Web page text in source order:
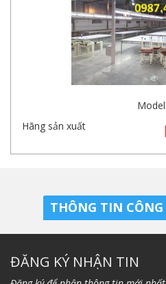
Hãng sản xuất
THÔNG TIN
ĐĂNG KÝ NHẬN TIN